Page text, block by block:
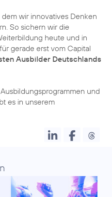
wir innovatives Denken
So sichern wir die
heute und in
gerade erst vom Capital
Ausbilder Deutschlands
und
es in unserem